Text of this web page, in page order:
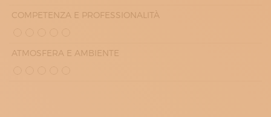
COMPETENZA E PROFESSIONALITÀ
ATMOSFERA E AMBIENTE